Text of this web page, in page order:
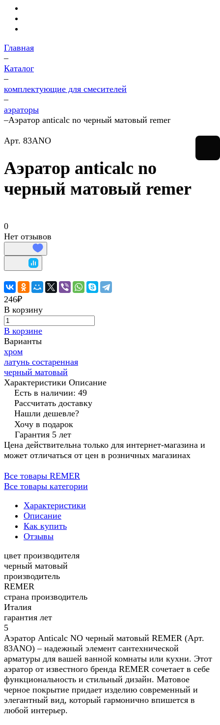
Главная
–
Каталог
–
комплектующие для смесителей
–
аэраторы
–Аэратор anticalc no черный матовый remer
Арт. 83ANO
Аэратор anticalc no
черный матовый remer
0
Нет отзывов
246₽
В корзину
В корзине
Варианты
хром
латунь состаренная
черный матовый
Характеристики Описание
Есть в наличии: 49
Рассчитать доставку
Нашли дешевле?
Хочу в подарок
Гарантия 5 лет
Цена действительна только для интернет-магазина и
может отличаться от цен в розничных магазинах
Все товары REMER
Все товары категории
Характеристики
Описание
Как купить
Отзывы
цвет производителя
черный матовый
производитель
REMER
страна производитель
Италия
гарантия лет
5
Аэратор Anticalc NO черный матовый REMER (Арт.
83ANO) – надежный элемент сантехнической
арматуры для вашей ванной комнаты или кухни. Этот
аэратор от известного бренда REMER сочетает в себе
функциональность и стильный дизайн. Матовое
черное покрытие придает изделию современный и
элегантный вид, который гармонично впишется в
любой интерьер.